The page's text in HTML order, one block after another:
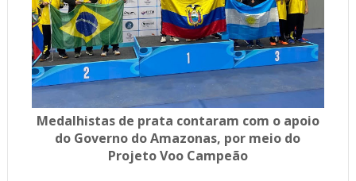
Medalhistas de prata contaram com o apoio
do Governo do Amazonas, por meio do
Projeto Voo Campeão